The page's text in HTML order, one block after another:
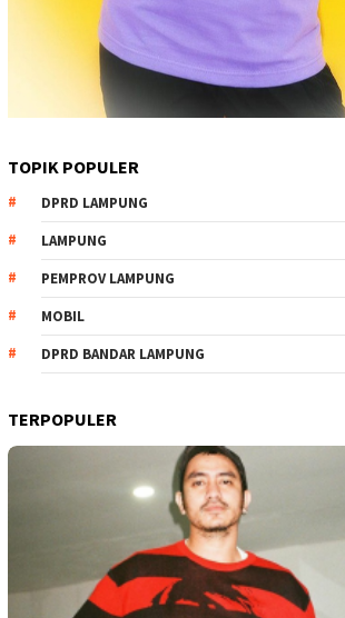
TOPIK POPULER
DPRD LAMPUNG
LAMPUNG
PEMPROV LAMPUNG
MOBIL
DPRD BANDAR LAMPUNG
TERPOPULER